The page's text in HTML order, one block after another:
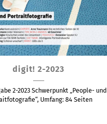
digit! 2-2023
2-2023 Schwerpunkt „People- und
Umfang: 84 Seiten